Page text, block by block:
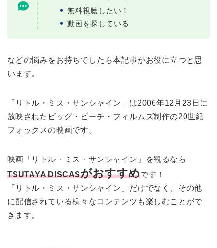
無料視聴したい！
動画を探している
などの悩みをお持ちでしたら本記事がお役に立つと思
います。
「リトル・ミス・サンシャイン」は2006年12月23日に
放映されたビッグ・ビーチ・フィルムズ制作の20世紀
フォックスの映画です。
映画「リトル・ミス・サンシャイン」を観るなら
TSUTAYA DISCASがおすすめです！
「リトル・ミス・サンシャイン」だけでなく、その他
に配信されている様々なコンテンツも楽しむことがで
きます。